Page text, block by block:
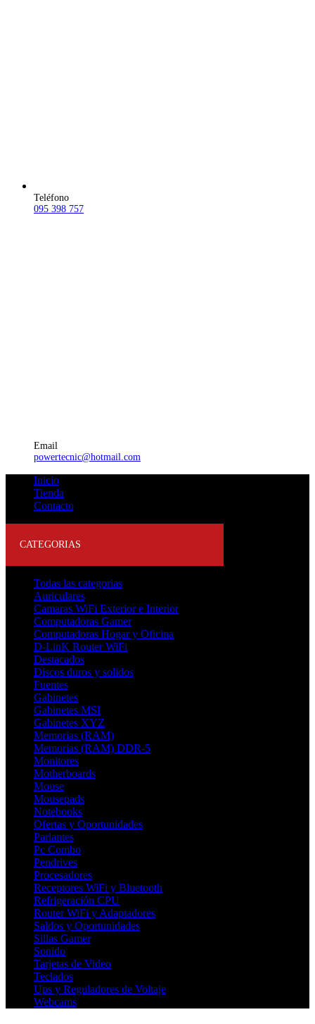
Teléfono
095 398 757
Email
powertecnic@hotmail.com
Inicio
Tienda
Contacto
CATEGORIAS
Todas las categorias
Auriculares
Camaras WiFi Exterior e Interior
Computadoras Gamer
Computadoras Hogar y Oficina
D-LinK Router WiFi
Destacados
Discos duros y solidos
Fuentes
Gabinetes
Gabinetes MSI
Gabinetes XYZ
Memorias (RAM)
Memorias (RAM) DDR-5
Monitores
Motherboards
Mouse
Mousepads
Notebooks
Ofertas y Oportunidades
Parlantes
Pc Combo
Pendrives
Procesadores
Receptores WiFi y Bluetooth
Refrigeración CPU
Router WiFi y Adaptadores
Saldos y Oportunidades
Sillas Gamer
Sonido
Tarjetas de Video
Teclados
Ups y Reguladores de Voltaje
Webcams